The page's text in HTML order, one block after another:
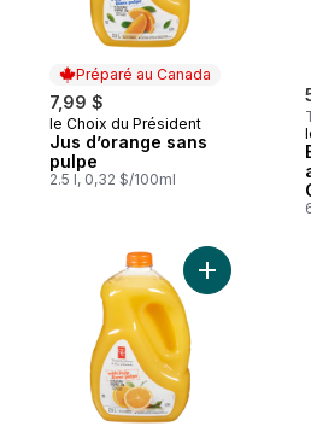
Préparé au Canada
7,99 $
Préparé au Canada
le Choix du Président
Jus d’orange sans
pulpe
2.5 l, 0,32 $/100ml
Ajouter Jus